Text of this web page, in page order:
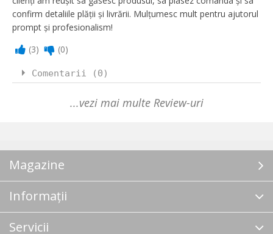
confirm detaliile plății și livrării. Mulțumesc mult pentru ajutorul
prompt și profesionalism!
(3) (0)
Comentarii (0)
...vezi mai multe Review-uri
Magazine
Informații
Servicii